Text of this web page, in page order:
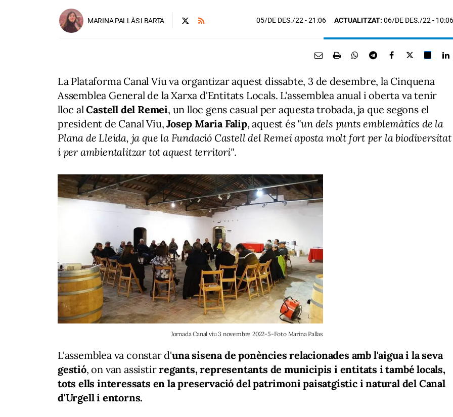
MARINA PALLÀS I BARTA 05/DE DES./22- 21:06 ACTUALITZAT: 06/DE DES./22 - 10:06
La Plataforma Canal Viu va organtizar aquest dissabte, 3 de desembre, la Cinquena
Assemblea General de la Xarxa d'Entitats Locals. L'assemblea anual i oberta va tenir
lloc al Castell del Remei, un lloc gens casual per aquesta trobada, ja que segons el
president de Canal Viu,Josep Maria Falip, aquest és "un dels punts emblemàtics de la
Plana de Lleida, ja que la Fundació Castell del Remei aposta molt fort per la biodiversitat
i per ambientalitzar tot aquest territori".
Jornada Canal viu 3 novembre 2022-5-Foto Marina Pallas
L'assemblea va constar d'una sisena de ponències relacionades amb l'aigua i la seva
gestió, on van assistirregants, representants de municipis i entitats i també locals,
tots ells interessats en la preservació del patrimoni paisatgístic i natural del Canal
d'Urgell i entorns.